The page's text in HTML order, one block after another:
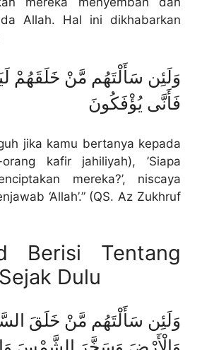
Allah. Hal ini dikhabarkan
وَلَئِن سَأَلْتَهُم مَّنْ خَلَقَهُمْ
فَأَنَّى يُؤْفَكُونَ
jika kamu bertanya kepada
kafir jahiliyah), ’Siapa
mereka?’, niscaya
‘Allah’.” (QS. Az Zukhruf
Berisi Tentang
Dulu
وَلَئِن سَأَلْتَهُم مَّنْ خَلَقَ